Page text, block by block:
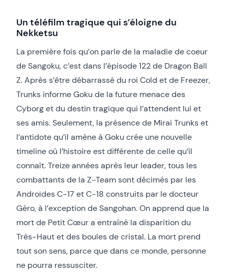
Un téléfilm tragique qui s’éloigne du
Nekketsu
La première fois qu’on parle de la maladie de coeur
de Sangoku, c’est dans l’épisode 122 de Dragon Ball
Z. Après s’être débarrassé du roi Cold et de Freezer,
Trunks informe Goku de la future menace des
Cyborg et du destin tragique qui l’attendent lui et
ses amis. Seulement, la présence de Mirai Trunks et
l’antidote qu’il amène à Goku crée une nouvelle
timeline où l’histoire est différente de celle qu’il
connaît. Treize années après leur leader, tous les
combattants de la Z-Team sont décimés par les
Androïdes C-17 et C-18 construits par le docteur
Géro, à l’exception de Sangohan. On apprend que la
mort de Petit Cœur a entraîné la disparition du
Très-Haut et des boules de cristal. La mort prend
tout son sens, parce que dans ce monde, personne
ne pourra ressusciter.